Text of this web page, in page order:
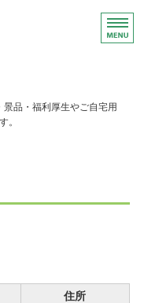
コンパクトなプレゼン
品・福利厚生やご自宅用
。
住所